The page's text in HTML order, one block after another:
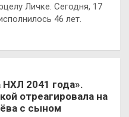
Личке. Сегодня, 17
46 лет.
2041 года».
отреагировала на
с сыном